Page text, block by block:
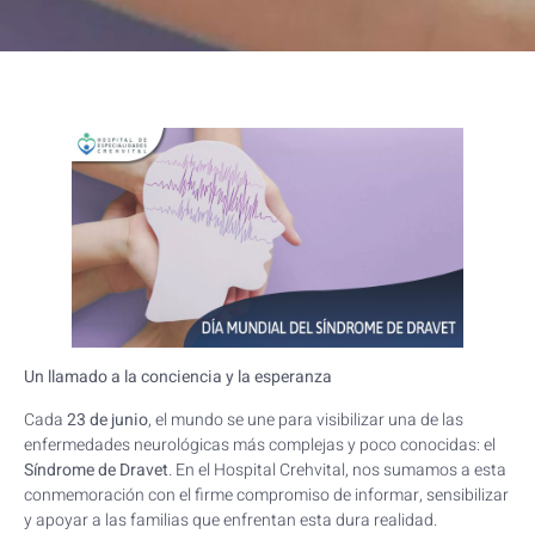
Un llamado a la conciencia y la esperanza
Cada23 de junio, el mundo se une para visibilizar una de las
enfermedades neurológicas más complejas y poco conocidas: el
Síndrome de Dravet. En el Hospital Crehvital, nos sumamos a esta
conmemoración con el firme compromiso de informar, sensibilizar
y apoyar a las familias que enfrentan esta dura realidad.